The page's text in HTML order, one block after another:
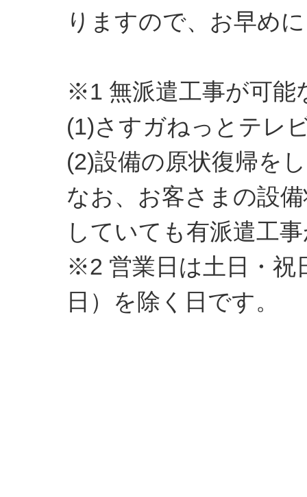
りますので、お早め
※1 無派遣工事が可能
(1)さすガねっとテレ
(2)設備の原状復帰を
なお、お客さまの設
していても有派遣工
※2 営業日は土日・祝
日）を除く日です。